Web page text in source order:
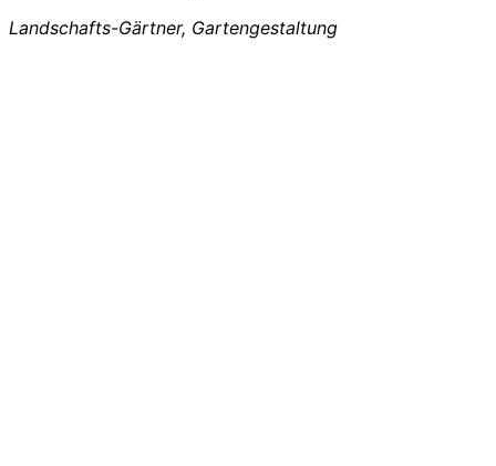
Landschafts-Gärtner, Gartengestaltung